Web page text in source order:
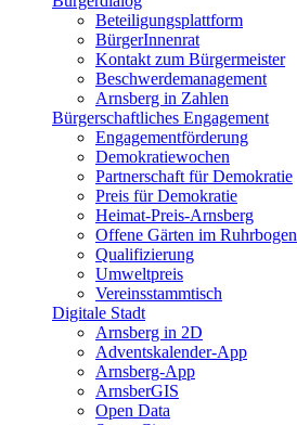
Beteiligungsplattform
BürgerInnenrat
Kontakt zum Bürgermeister
Beschwerdemanagement
Arnsberg in Zahlen
Bürgerschaftliches Engagement
Engagementförderung
Demokratiewochen
Partnerschaft für Demokratie
Preis für Demokratie
Heimat-Preis-Arnsberg
Offene Gärten im Ruhrbogen
Qualifizierung
Umweltpreis
Vereinsstammtisch
Digitale Stadt
Arnsberg in 2D
Adventskalender-App
Arnsberg-App
ArnsberGIS
Open Data